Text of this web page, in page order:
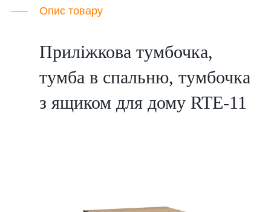
Опис товару
Приліжкова тумбочка,
тумба в спальню, тумбочка
з ящиком для дому RTE-11